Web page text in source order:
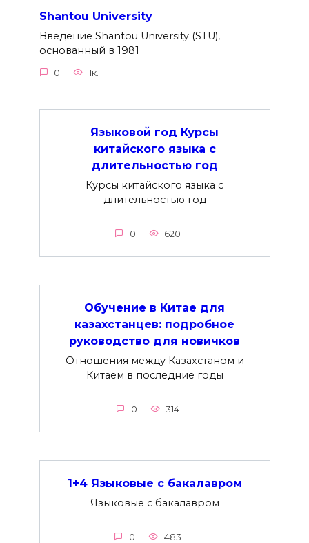
Shantou University
Введение Shantou University (STU),
основанный в 1981
0 1к.
Языковой год Курсы
китайского языка с
длительностью год
Курсы китайского языка с
длительностью год
0 620
Обучение в Китае для
казахстанцев: подробное
руководство для новичков
Отношения между Казахстаном и
Китаем в последние годы
0 314
1+4 Языковые с бакалавром
Языковые с бакалавром
0 483